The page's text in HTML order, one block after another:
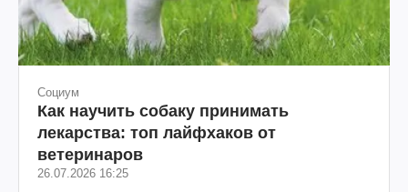
Социум
Как научить собаку принимать
лекарства: топ лайфхаков от
ветеринаров
26.07.2026 16:25